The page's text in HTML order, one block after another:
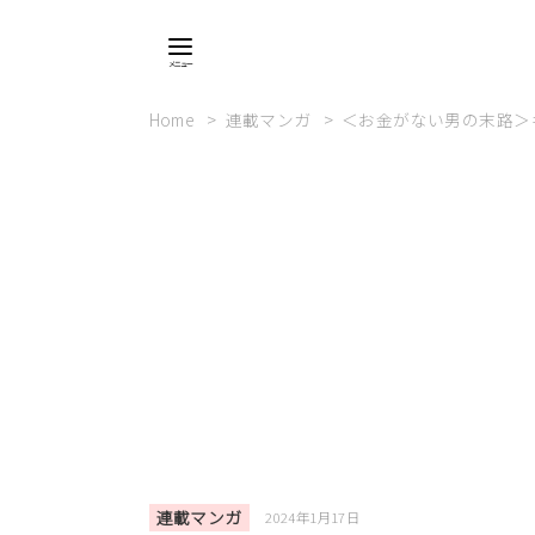
Home 連載マンガ ＜お金がない男の末路＞
連載マンガ 2024年1月17日